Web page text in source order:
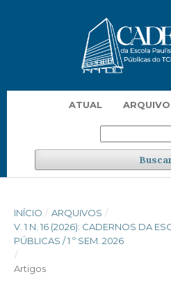
ATUAL
INÍCIO / ARQUIVOS /
V. 1 N. 16 (2026): CADERNOS DA
PÚBLICAS / 1 º SEM. 2026
/
Artigos